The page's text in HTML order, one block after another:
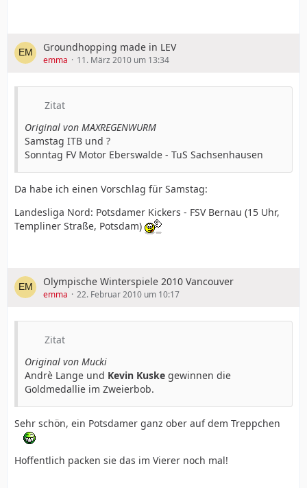
Groundhopping made in LEV
emma 11. März 2010 um 13:34
Zitat
Original von MAXREGENWURM
Samstag ITB und ?
Sonntag FV Motor Eberswalde - TuS Sachsenhausen
Da habe ich einen Vorschlag für Samstag:
Landesliga Nord: Potsdamer Kickers - FSV Bernau (15 Uhr,
Templiner Straße, Potsdam)
Olympische Winterspiele 2010 Vancouver
emma 22. Februar 2010 um 10:17
Zitat
Original von Mucki
Andrè Lange und Kevin Kuske gewinnen die
Goldmedallie im Zweierbob.
Sehr schön, ein Potsdamer ganz ober auf dem Treppchen
Hoffentlich packen sie das im Vierer noch mal!